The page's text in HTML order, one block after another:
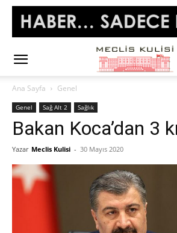
Ana Sayfa Genel
Genel Sağ Alt 2 Sağlık
Bakan Koca’dan 3
Yazar Meclis Kulisi - 30 Mayıs 2020